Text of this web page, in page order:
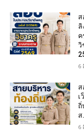
ส
ลิ
ค
วิ
6
ส
เ
ถิ่
ส
6